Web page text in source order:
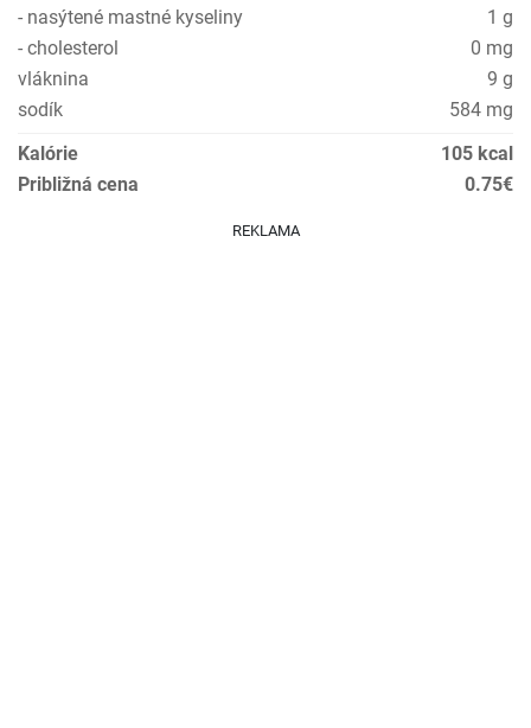
- nasýtené mastné kyseliny
1 g
- cholesterol
0 mg
vláknina
9 g
sodík
584 mg
Kalórie
105 kcal
Približná cena
0.75€
REKLAMA